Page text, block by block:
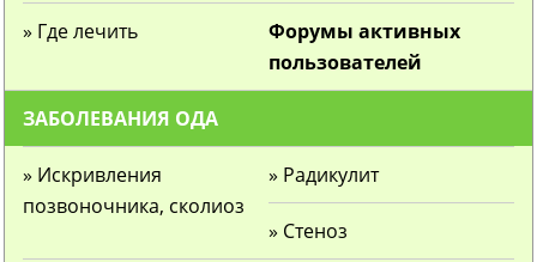
» Где лечить
Форумы активных
пользователей
ЗАБОЛЕВАНИЯ ОДА
» Искривления
позвоночника, сколиоз
» Радикулит
» Стеноз